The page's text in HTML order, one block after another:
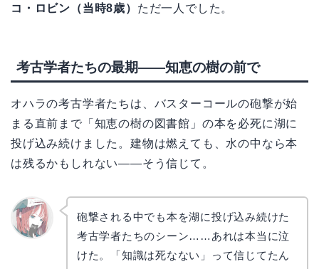
コ・ロビン（当時8歳） ただ一人でした。
考古学者たちの最期——知恵の樹の前で
オハラの考古学者たちは、バスターコールの砲撃が始
まる直前まで「知恵の樹の図書館」の本を必死に湖に
投げ込み続けました。建物は燃えても、水の中なら本
は残るかもしれない——そう信じて。
砲撃される中でも本を湖に投げ込み続けた
考古学者たちのシーン……あれは本当に泣
けた。「知識は死なない」って信じてたん